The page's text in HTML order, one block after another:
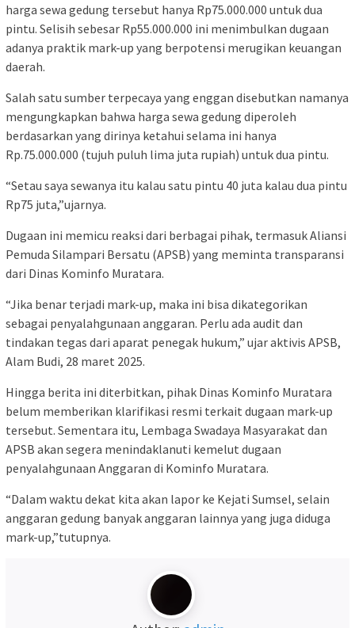
harga sewa gedung tersebut hanya Rp75.000.000 untuk dua
pintu. Selisih sebesar Rp55.000.000 ini menimbulkan dugaan
adanya praktik mark-up yang berpotensi merugikan keuangan
daerah.
Salah satu sumber terpecaya yang enggan disebutkan namanya
mengungkapkan bahwa harga sewa gedung diperoleh
berdasarkan yang dirinya ketahui selama ini hanya
Rp.75.000.000 (tujuh puluh lima juta rupiah) untuk dua pintu.
“Setau saya sewanya itu kalau satu pintu 40 juta kalau dua pintu
Rp75 juta,”ujarnya.
Dugaan ini memicu reaksi dari berbagai pihak, termasuk Aliansi
Pemuda Silampari Bersatu (APSB) yang meminta transparansi
dari Dinas Kominfo Muratara.
“Jika benar terjadi mark-up, maka ini bisa dikategorikan
sebagai penyalahgunaan anggaran. Perlu ada audit dan
tindakan tegas dari aparat penegak hukum,” ujar aktivis APSB,
Alam Budi, 28 maret 2025.
Hingga berita ini diterbitkan, pihak Dinas Kominfo Muratara
belum memberikan klarifikasi resmi terkait dugaan mark-up
tersebut. Sementara itu, Lembaga Swadaya Masyarakat dan
APSB akan segera menindaklanuti kemelut dugaan
penyalahgunaan Anggaran di Kominfo Muratara.
“Dalam waktu dekat kita akan lapor ke Kejati Sumsel, selain
anggaran gedung banyak anggaran lainnya yang juga diduga
mark-up,”tutupnya.